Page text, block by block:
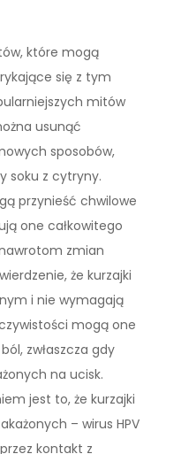
które mogą
się z tym
mitów
usunąć
sposobów,
soku z cytryny.
przynieść chwilowe
one całkowitego
zmian
że kurzajki
i nie wymagają
mogą one
zwłaszcza gdy
na ucisk.
jest to, że kurzajki
– wirus HPV
kontakt z